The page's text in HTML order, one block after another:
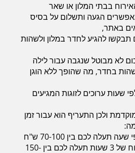
בבתי המלון או שאר
הגעה ותשלום על בסיס
באתר,
להגיע לחדר במלון ולשהות
לא מבוטל שנגבה עבור לילה
בחדר, מה שהופך ללא הוגן
שעות ערוכים לזוגות המגיעים
ולכן התעריף הוא עבור זמן
שעת אירוח בחדר לפי שעה תעלה לכם בין 70-100 ש"ח
בלבד, או חבילת אירוח של 3 שעות תעלה לכם בין 150-